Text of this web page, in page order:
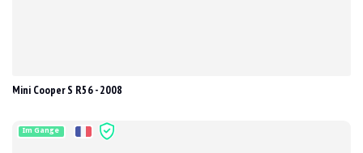
Mini Cooper S R56 - 2008
Im Gange